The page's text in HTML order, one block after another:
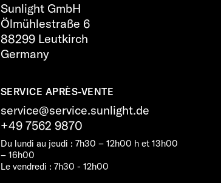
Sunlight GmbH
Ölmühlestraße 6
88299 Leutkirch
Germany
SERVICE APRÈS-VENTE
service@service.sunlight.de
+49 7562 9870
Du lundi au jeudi : 7h30 – 12h00 h et 13h00
– 16h00
Le vendredi : 7h30 - 12h00